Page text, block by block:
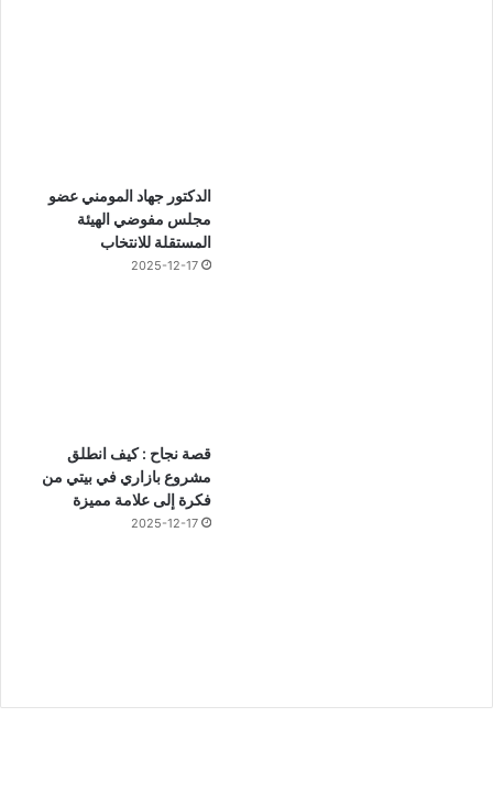
الدكتور جهاد المومني عضو
مجلس مفوضي الهيئة
المستقلة للانتخاب
2025-12-17
قصة نجاح : كيف انطلق
مشروع بازاري في بيتي من
فكرة إلى علامة مميزة
2025-12-17